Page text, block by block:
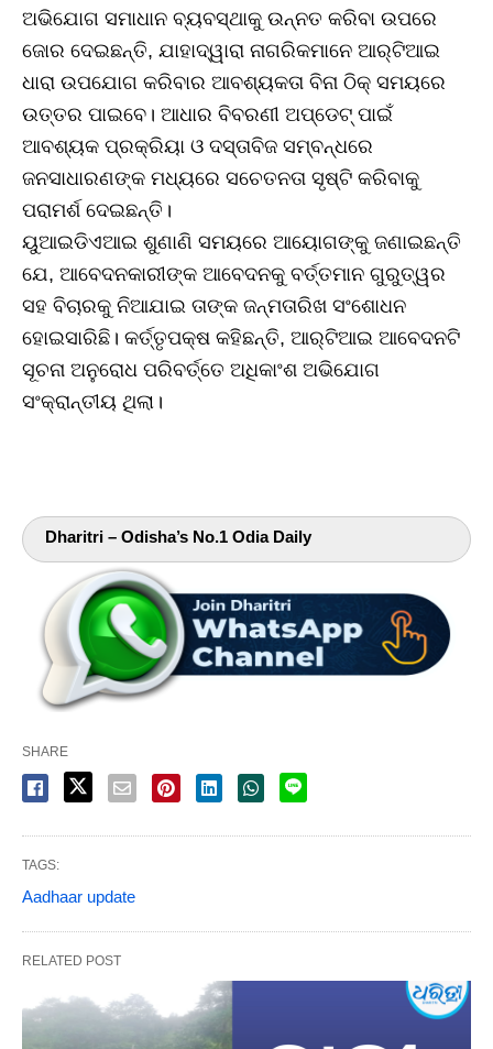
ଅଭିଯୋଗ ସମାଧାନ ବ୍ୟବସ୍ଥାକୁ ଉନ୍ନତ କରିବା ଉପରେ
ଜୋର ଦେଇଛନ୍ତି, ଯାହାଦ୍ୱାରା ନାଗରିକମାନେ ଆର୍‌ଟିଆଇ
ଧାରା ଉପଯୋଗ କରିବାର ଆବଶ୍ୟକତା ବିନା ଠିକ୍‌ ସମୟରେ
ଉତ୍ତର ପାଇବେ। ଆଧାର ବିବରଣୀ ଅପ୍‌ଡେଟ୍‌ ପାଇଁ
ଆବଶ୍ୟକ ପ୍ରକ୍ରିୟା ଓ ଦସ୍ତାବିଜ ସମ୍ବନ୍ଧରେ
ଜନସାଧାରଣଙ୍କ ମଧ୍ୟରେ ସଚେତନତା ସୃଷ୍ଟି କରିବାକୁ
ପରାମର୍ଶ ଦେଇଛନ୍ତି।
ୟୁଆଇଡିଏଆଇ ଶୁଣାଣି ସମୟରେ ଆୟୋଗଙ୍କୁ ଜଣାଇଛନ୍ତି
ଯେ, ଆବେଦନକାରୀଙ୍କ ଆବେଦନକୁ ବର୍ତ୍ତମାନ ଗୁରୁତ୍ୱର
ସହ ବିଚାରକୁ ନିଆଯାଇ ତାଙ୍କ ଜନ୍ମତାରିଖ ସଂଶୋଧନ
ହୋଇସାରିଛି। କର୍ତ୍ତୃପକ୍ଷ କହିଛନ୍ତି, ଆର୍‌ଟିଆଇ ଆବେଦନଟି
ସୂଚନା ଅନୁରୋଧ ପରିବର୍ତ୍ତେ ଅଧିକାଂଶ ଅଭିଯୋଗ
ସଂକ୍ରାନ୍ତୀୟ ଥିଲା।
Dharitri – Odisha’s No.1 Odia Daily
SHARE
TAGS:
Aadhaar update
RELATED POST